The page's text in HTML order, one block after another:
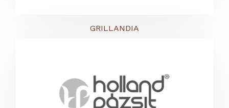
GRILLANDIA